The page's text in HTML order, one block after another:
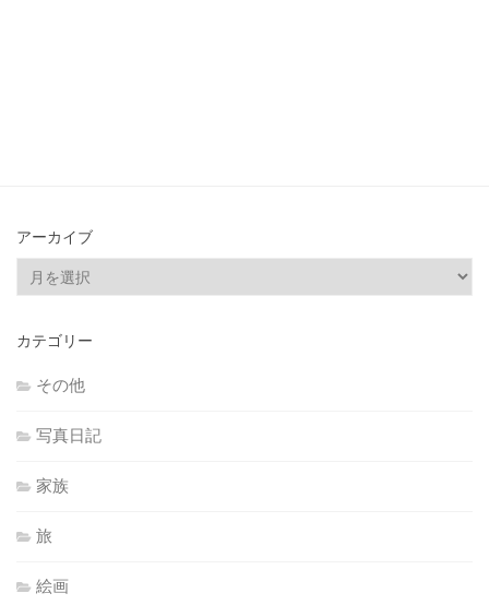
アーカイブ
ー
イ
カテゴリー
その他
写真日記
家族
旅
絵画